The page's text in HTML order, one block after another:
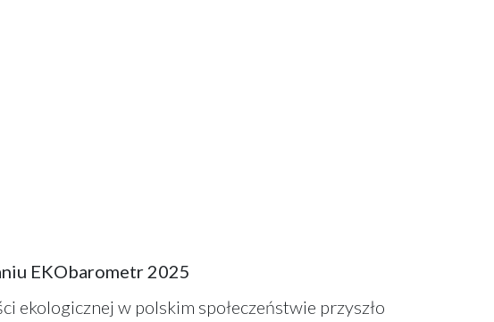
EKObarometr 2025
ekologicznej w polskim społeczeństwie przyszło